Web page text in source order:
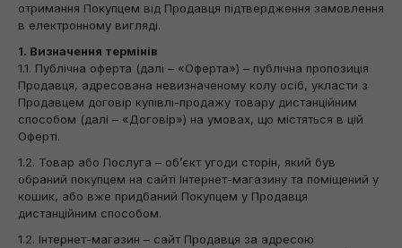
отримання Покупцем від Продавця підтвердження замовлення
в електронному вигляді.
1. Визначення термінів
1.1. Публічна оферта (далі – «Оферта») – публічна пропозиція
Продавця, адресована невизначеному колу осіб, укласти з
Продавцем договір купівлі-продажу товару дистанційним
способом (далі – «Договір») на умовах, що містяться в цій
Оферті.
1.2. Товар або Послуга – об’єкт угоди сторін, який був
обраний покупцем на сайті Інтернет-магазину та поміщений у
кошик, або вже придбаний Покупцем у Продавця
дистанційним способом.
1.2. Інтернет-магазин – сайт Продавця за адресою